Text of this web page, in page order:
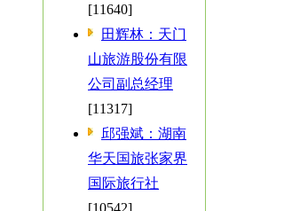
[11640]
田辉林：天门
山旅游股份有限
公司副总经理
[11317]
邱强斌：湖南
华天国旅张家界
国际旅行社
[10542]